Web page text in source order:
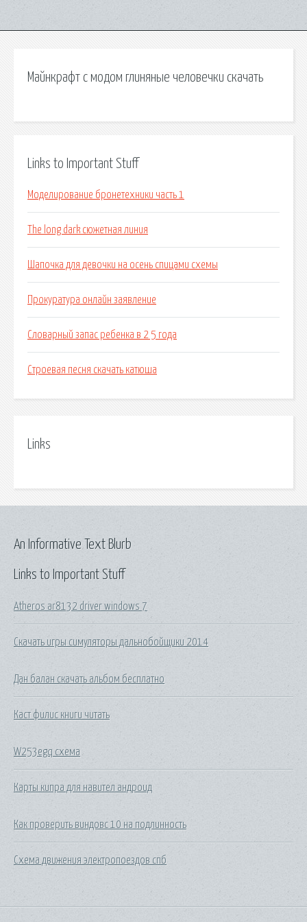
Майнкрафт с модом глиняные человечки скачать
Links to Important Stuff
Моделирование бронетехники часть 1
The long dark сюжетная линия
Шапочка для девочки на осень спицами схемы
Прокуратура онлайн заявление
Словарный запас ребенка в 2 5 года
Строевая песня скачать катюша
Links
Links to Important Stuff
Atheros ar8132 driver windows 7
Скачать игры симуляторы дальнобойщики 2014
Дан балан скачать альбом бесплатно
Каст филис книги читать
W253egq схема
Карты кипра для навител андроид
Как проверить виндовс 10 на подлинность
Схема движения электропоездов спб
An Informative Text Blurb